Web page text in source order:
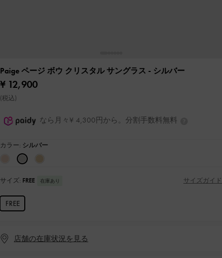
Paige ページ ボウ クリスタル サングラス - シルバー
¥ 12,900
(税込)
なら月々¥ 4,300円から。分割手数料無料
カラー: シルバー
サイズ: FREE 在庫あり サイズガイド
FREE
店舗の在庫状況を見る